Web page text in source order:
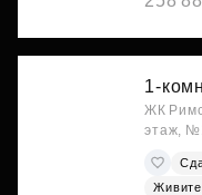
1-
ЖК
этаж,
Живите